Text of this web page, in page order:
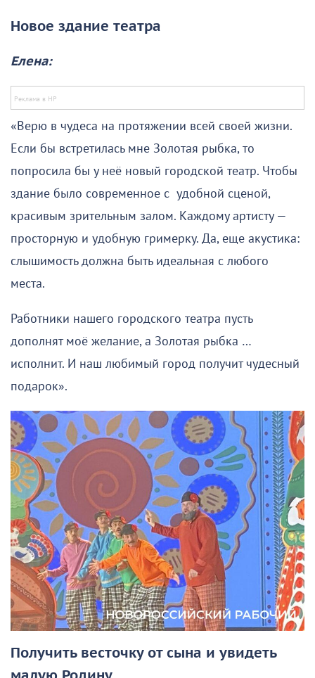
Новое здание театра
Елена:
«Верю в чудеса на протяжении всей своей жизни.
Если бы встретилась мне Золотая рыбка, то
попросила бы у неё новый городской театр. Чтобы
здание было современное с удобной сценой,
красивым зрительным залом. Каждому артисту —
просторную и удобную гримерку. Да, еще акустика:
слышимость должна быть идеальная с любого
места.
Работники нашего городского театра пусть
дополнят моё желание, а Золотая рыбка …
исполнит. И наш любимый город получит чудесный
подарок».
Получить весточку от сына и увидеть